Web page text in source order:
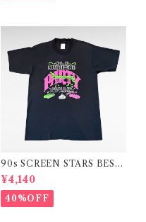
90s SCREEN STARS BEST
"OLD NORTHEND PART
Y"print t-shirt（made in U.
S.A）
¥4,140
40%OFF